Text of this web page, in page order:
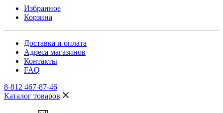
Избранное
Корзина
Доставка и оплата
Адреса магазинов
Контакты
FAQ
8-812 467-87-46
Каталог товаров